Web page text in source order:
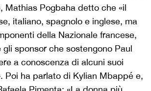
Mathias Pogbaha detto che «il
italiano, spagnolo e inglese, ma
della Nazionale francese,
sponsor che sostengono Paul
a conoscenza di alcuni suoi
Poi ha parlato di Kylian Mbappé e,